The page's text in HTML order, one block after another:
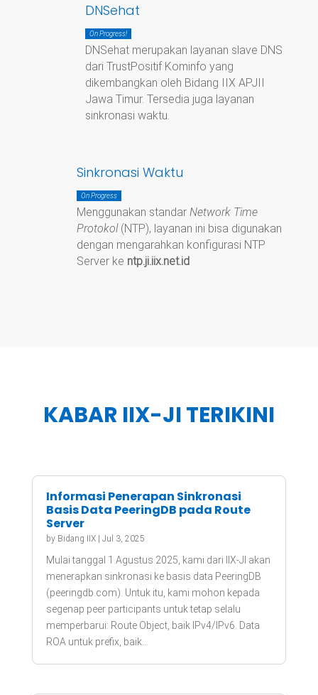
DNSehat
On Progress!
DNSehat merupakan layanan slave DNS
dari TrustPositif Kominfo yang
dikembangkan oleh Bidang IIX APJII
Jawa Timur. Tersedia juga layanan
sinkronasi waktu.
Sinkronasi Waktu
On Progress
Menggunakan standar Network Time
Protokol(NTP), layanan ini bisa digunakan
dengan mengarahkan konfigurasi NTP
Server ke ntp.ji.iix.net.id
KABAR IIX-JI TERIKINI
Informasi Penerapan Sinkronasi
Basis Data PeeringDB pada Route
Server
by Bidang IIX| Jul 3, 2025
Mulai tanggal 1 Agustus 2025, kami dari IIX-JI akan
menerapkan sinkronasi ke basis data PeeringDB
(peeringdb.com). Untuk itu, kami mohon kepada
segenap peer participants untuk tetap selalu
memperbarui: Route Object, baik IPv4/IPv6. Data
ROA untuk prefix, baik...